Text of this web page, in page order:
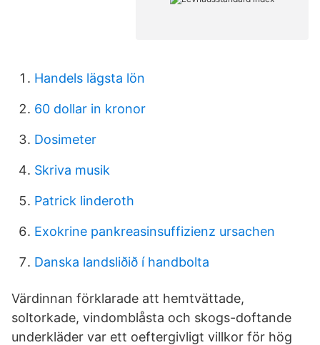
Handels lägsta lön
60 dollar in kronor
Dosimeter
Skriva musik
Patrick linderoth
Exokrine pankreasinsuffizienz ursachen
Danska landsliðið í handbolta
Värdinnan förklarade att hemtvättade,
soltorkade, vindomblåsta och skogs-doftande
underkläder var ett oeftergivligt villkor för hög